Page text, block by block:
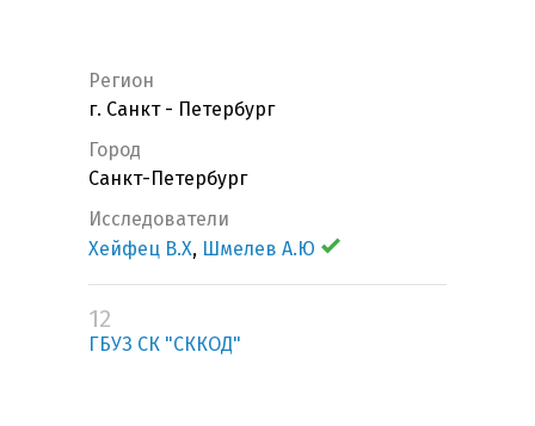
Регион
г. Санкт - Петербург
Город
Санкт-Петербург
Исследователи
Хейфец В.Х, Шмелев А.Ю
12
ГБУЗ СК "СККОД"